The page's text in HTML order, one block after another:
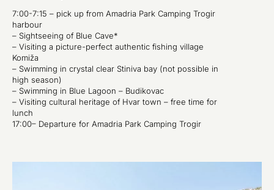
7:00-7:15 – pick up from Amadria Park Camping Trogir
harbour
– Sightseeing of Blue Cave*
– Visiting a picture-perfect authentic fishing village
Komiža
– Swimming in crystal clear Stiniva bay (not possible in
high season)
– Swimming in Blue Lagoon – Budikovac
– Visiting cultural heritage of Hvar town – free time for
lunch
17:00– Departure for Amadria Park Camping Trogir